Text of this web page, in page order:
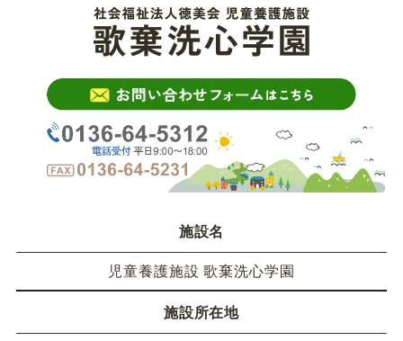
施設名
児童養護施設 歌棄洗心学園
施設所在地